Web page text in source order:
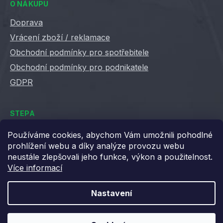
Používáme cookies, abychom Vám umožnili pohodlné
prohlížení webu a díky analýze provozu webu
neustále zlepšovali jeho funkce, výkon a použitelnost.
Více informací
Nastavení
O NÁKUPU
Doprava
Vrácení zboží / reklamace
Obchodní podmínky pro spotřebitele
Obchodní podmínky pro podnikatele
GDPR
STEPA
Kontakty
Kariéra ve Stepě
Věrnostní slevy
Blog STEPA